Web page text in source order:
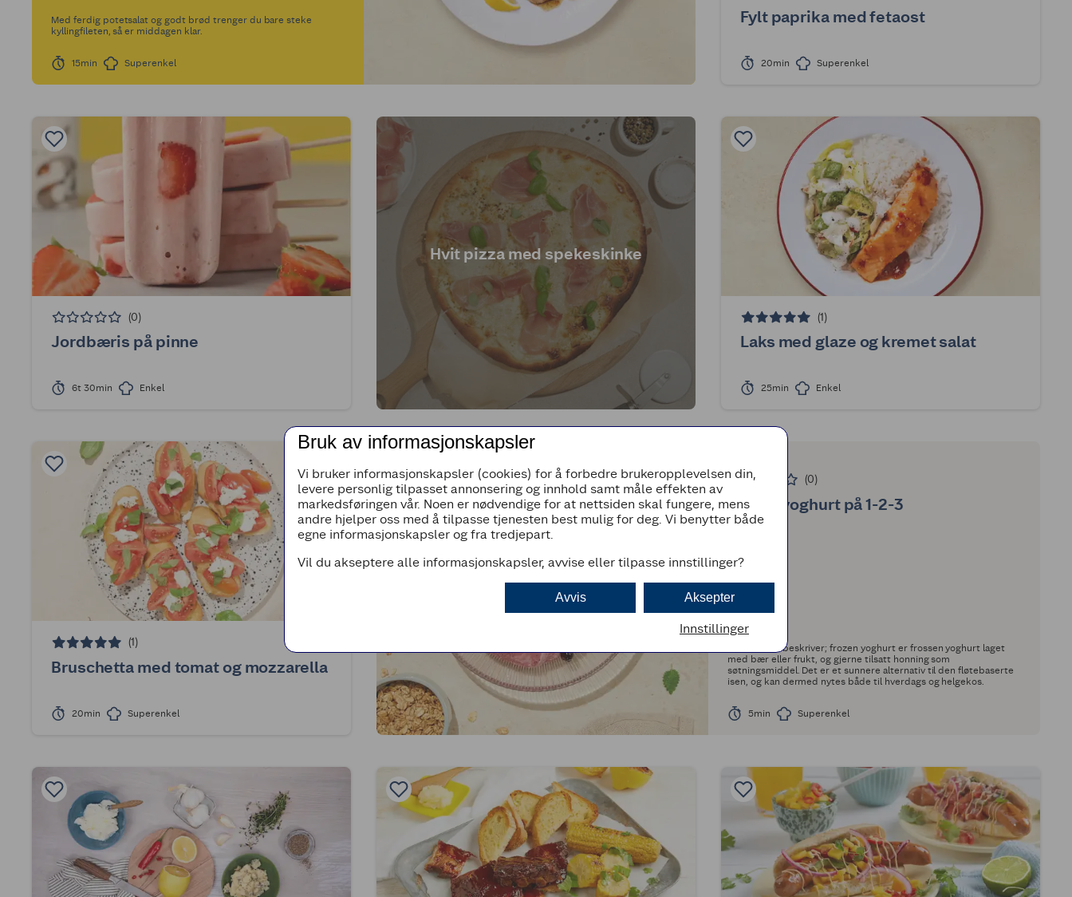
Med ferdig potetsalat og godt brød trenger du bare steke
kyllingfileten, så er middagen klar.
15min Superenkel
Fylt paprika med fetaost
20min Superenkel
(0)
Jordbæris på pinne
6t 30min Enkel
Hvit pizza med spekeskinke
(1)
Laks med glaze og kremet salat
25min Enkel
(1)
Bruschetta med tomat og mozzarella
20min Superenkel
(0)
Frozen yoghurt på 1-2-3
Som navnet beskriver; frozen yoghurt er frossen yoghurt laget
med bær eller frukt, og gjerne tilsatt honning som
søtningsmiddel. Det er et sunnere alternativ til den fløtebaserte
isen, og kan dermed nytes både til hverdags og helgekos.
5min Superenkel
Bruk av informasjonskapsler
Vi bruker informasjonskapsler (cookies) for å forbedre brukeropplevelsen din,
levere personlig tilpasset annonsering og innhold samt måle effekten av
markedsføringen vår. Noen er nødvendige for at nettsiden skal fungere, mens
andre hjelper oss med å tilpasse tjenesten best mulig for deg. Vi benytter både
egne informasjonskapsler og fra tredjepart.
Vil du akseptere alle informasjonskapsler, avvise eller tilpasse innstillinger?
Aksepter
Avvis
Innstillinger